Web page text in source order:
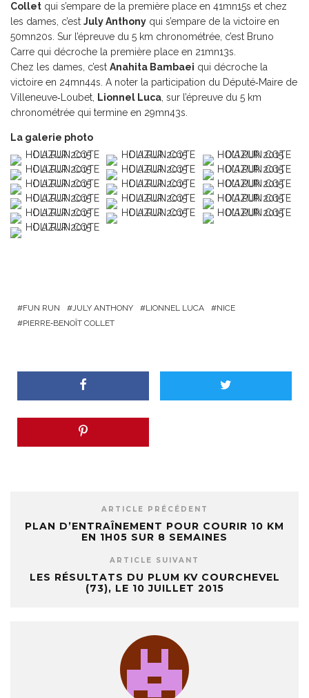
Collet qui s’empare de la première place en 41mn15s et chez
les dames, c’est July Anthony qui s’empare de la victoire en
50mn20s. Sur l’épreuve du 5 km chronométrée, c’est Bruno
Carre qui décroche la première place en 21mn13s.
Chez les dames, c’est Anahita Bambaei qui décroche la
victoire en 24mn44s. A noter la participation du Député‐Maire de
Villeneuve‐Loubet,
Lionnel Luca , sur l’épreuve du 5 km
chronométrée qui termine en 29mn43s.
La galerie photo
FUN RUN JULY ANTHONY LIONNEL LUCA
NICE
PIERRE‐BENOÎT COLLET
ARTICLE PRÉCÉDENT
PLAN D’ENTRAÎNEMENT POUR COURIR 10 KM
EN 1H05 SUR 8 SEMAINES
ARTICLE SUIVANT
LES RÉSULTATS DU PLUM KV COURCHEVEL
(73), LE 10 JUILLET 2015